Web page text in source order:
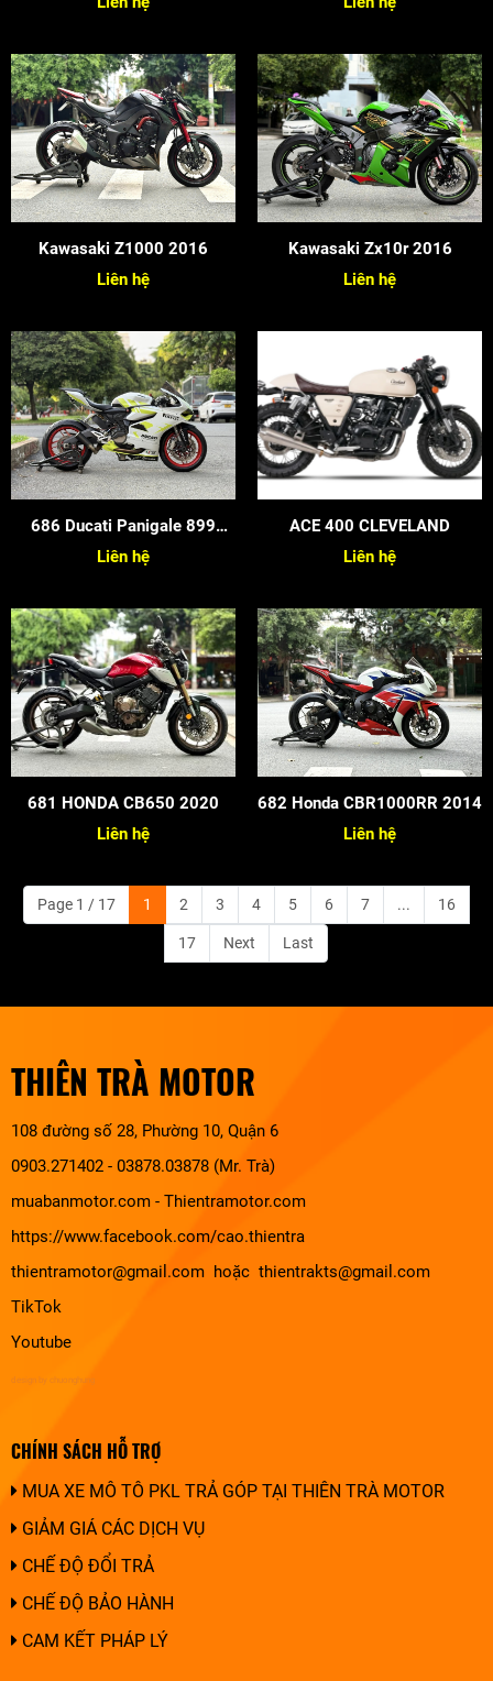
Kawasaki Z1000 2016
Liên hệ
Kawasaki Zx10r 2016
Liên hệ
686 Ducati Panigale 899
2015
Liên hệ
ACE 400 CLEVELAND
Liên hệ
681 HONDA CB650 2020
Liên hệ
682 Honda CBR1000RR 2014
Liên hệ
Page 1 / 17 1 2 3 4 5 6 7 ... 16
17 Next Last
THIÊN TRÀ MOTOR
108 đường số 28, Phường 10, Quận 6
0903.271402 - 03878.03878 (Mr. Trà)
muabanmotor.com - Thientramotor.com
https://www.facebook.com/cao.thientra
thientramotor@gmail.com hoặc thientrakts@gmail.com
TikTok
Youtube
design by chuonghung
CHÍNH SÁCH HỖ TRỢ
MUA XE MÔ TÔ PKL TRẢ GÓP TẠI THIÊN TRÀ MOTOR
GIẢM GIÁ CÁC DỊCH VỤ
CHẾ ĐỘ ĐỔI TRẢ
CHẾ ĐỘ BẢO HÀNH
CAM KẾT PHÁP LÝ